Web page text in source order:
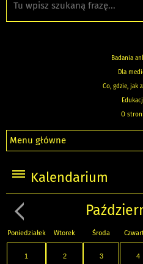
Badania
Dla
Co, gdzie, jak
O
Menu główne
Kalendarium
Poniedziałek Wtorek Środa
1 2 3 4